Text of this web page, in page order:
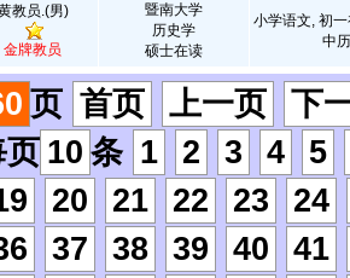
教员.(男)
金牌教员
暨南大学
历史学
硕士在读
小学语文, 初
中
页 首页 上一页
下
页 10 条 1 2 3 4
5
20 21 22 23
24
37 38 39 40
41